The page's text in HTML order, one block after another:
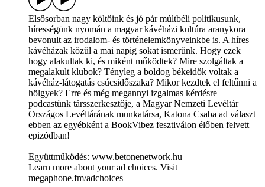
Elsősorban nagy költőink és jó pár múltbéli politikusunk,
hírességünk nyomán a magyar kávéházi kultúra aranykora
bevonult az irodalom- és történelemkönyveinkbe is. A híres
kávéházak közül a mai napig sokat ismerünk. Hogy ezek
hogy alakultak ki, és miként működtek? Mire szolgáltak a
megalakult klubok? Tényleg a boldog békeidők voltak a
kávéház-látogatás csúcsidőszaka? Mikor kezdtek el feltűnni a
hölgyek? Erre és még megannyi izgalmas kérdésre
podcastünk társszerkesztője, a Magyar Nemzeti Levéltár
Országos Levéltárának munkatársa, Katona Csaba ad választ
ebben az egyébként a BookVibez fesztiválon élőben felvett
epizódban!
Együttműködés: www.betonenetwork.hu
Learn more about your ad choices. Visit
megaphone.fm/adchoices